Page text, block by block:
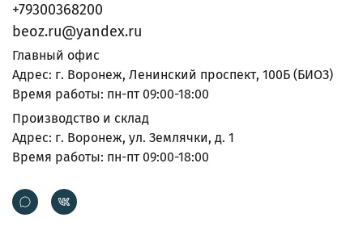
+79300368200
beoz.ru@yandex.ru
Главный офис
Адрес: г. Воронеж, Ленинский проспект, 100Б (БИОЗ)
Время работы: пн-пт 09:00-18:00
Производство и склад
Адрес: г. Воронеж, ул. Землячки, д. 1
Время работы: пн-пт 09:00-18:00